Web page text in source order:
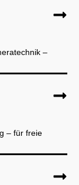
–
– für freie